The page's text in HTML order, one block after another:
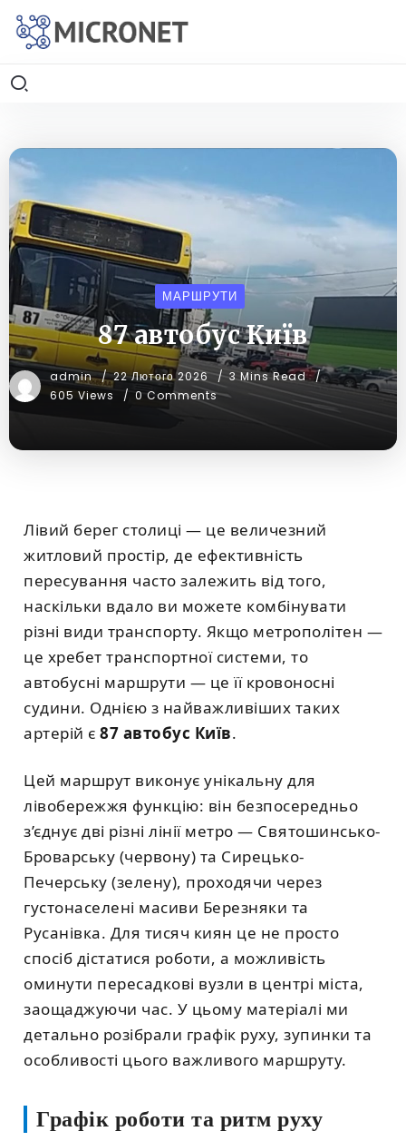
МАРШРУТИ
87 автобус Київ
admin 22 Лютого 2026
3 Mins Read
605 Views
0 Comments
Лівий берег столиці — це величезний
житловий простір, де ефективність
пересування часто залежить від того,
наскільки вдало ви можете комбінувати
різні види транспорту. Якщо метрополітен —
це хребет транспортної системи, то
автобусні маршрути — це її кровоносні
судини. Однією з найважливіших таких
артерій є 87 автобус Київ.
Цей маршрут виконує унікальну для
лівобережжя функцію: він безпосередньо
з’єднує дві різні лінії метро — Святошинсько-
Броварську (червону) та Сирецько-
Печерську (зелену), проходячи через
густонаселені масиви Березняки та
Русанівка. Для тисяч киян це не просто
спосіб дістатися роботи, а можливість
оминути пересадкові вузли в центрі міста,
заощаджуючи час. У цьому матеріалі ми
детально розібрали графік руху, зупинки та
особливості цього важливого маршруту.
Графік роботи та ритм руху